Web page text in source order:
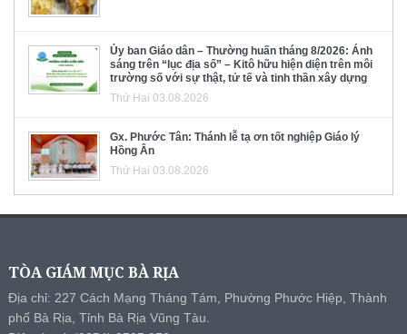
Ủy ban Giáo dân – Thường huấn tháng 8/2026: Ánh
sáng trên “lục địa số” – Kitô hữu hiện diện trên môi
trường số với sự thật, tử tế và tinh thần xây dựng
Thứ Hai 03.08.2026
Gx. Phước Tân: Thánh lễ tạ ơn tốt nghiệp Giáo lý
Hồng Ân
Thứ Hai 03.08.2026
TÒA GIÁM MỤC BÀ RỊA
Địa chỉ: 227 Cách Mạng Tháng Tám, Phường Phước Hiệp, Thành
phố Bà Rịa, Tỉnh Bà Rịa Vũng Tàu.